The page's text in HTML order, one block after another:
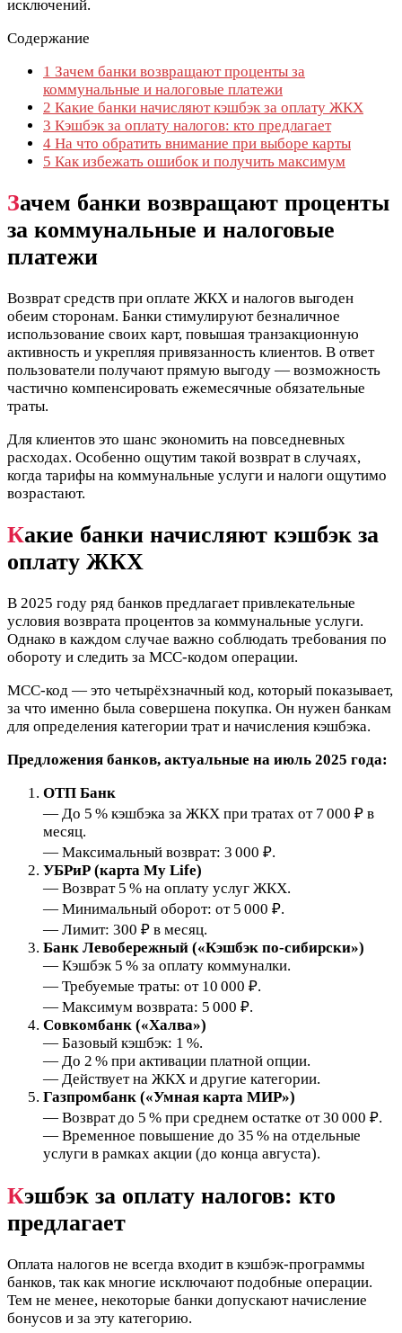
исключений.
Содержание
1 Зачем банки возвращают проценты за
коммунальные и налоговые платежи
2 Какие банки начисляют кэшбэк за оплату ЖКХ
3 Кэшбэк за оплату налогов: кто предлагает
4 На что обратить внимание при выборе карты
5 Как избежать ошибок и получить максимум
Зачем банки возвращают проценты
за коммунальные и налоговые
платежи
Возврат средств при оплате ЖКХ и налогов выгоден
обеим сторонам. Банки стимулируют безналичное
использование своих карт, повышая транзакционную
активность и укрепляя привязанность клиентов. В ответ
пользователи получают прямую выгоду — возможность
частично компенсировать ежемесячные обязательные
траты.
Для клиентов это шанс экономить на повседневных
расходах. Особенно ощутим такой возврат в случаях,
когда тарифы на коммунальные услуги и налоги ощутимо
возрастают.
Какие банки начисляют кэшбэк за
оплату ЖКХ
В 2025 году ряд банков предлагает привлекательные
условия возврата процентов за коммунальные услуги.
Однако в каждом случае важно соблюдать требования по
обороту и следить за MCC-кодом операции.
MCC-код — это четырёхзначный код, который показывает,
за что именно была совершена покупка. Он нужен банкам
для определения категории трат и начисления кэшбэка.
Предложения банков, актуальные на июль 2025 года:
ОТП Банк
— До 5 % кэшбэка за ЖКХ при тратах от 7 000 ₽ в
месяц.
— Максимальный возврат: 3 000 ₽.
УБРиР (карта My Life)
— Возврат 5 % на оплату услуг ЖКХ.
— Минимальный оборот: от 5 000 ₽.
— Лимит: 300 ₽ в месяц.
Банк Левобережный («Кэшбэк по-сибирски»)
— Кэшбэк 5 % за оплату коммуналки.
— Требуемые траты: от 10 000 ₽.
— Максимум возврата: 5 000 ₽.
Совкомбанк («Халва»)
— Базовый кэшбэк: 1 %.
— До 2 % при активации платной опции.
— Действует на ЖКХ и другие категории.
Газпромбанк («Умная карта МИР»)
— Возврат до 5 % при среднем остатке от 30 000 ₽.
— Временное повышение до 35 % на отдельные
услуги в рамках акции (до конца августа).
Кэшбэк за оплату налогов: кто
предлагает
Оплата налогов не всегда входит в кэшбэк-программы
банков, так как многие исключают подобные операции.
Тем не менее, некоторые банки допускают начисление
бонусов и за эту категорию.